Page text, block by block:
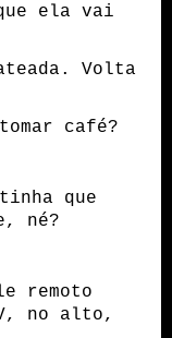
ela vai
Volta
café?
que
né?
remoto
no alto,